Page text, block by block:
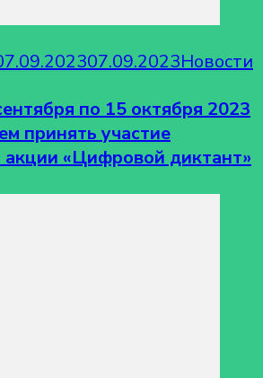
07.09.2023Новости
по 15 октября 2023
принять участие
акции «Цифровой диктант»